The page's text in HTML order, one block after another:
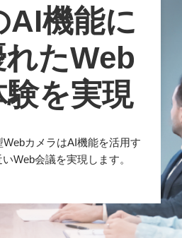
AI機能に
たWeb
を実現
カメラはAI機能を活用す
Web会議を実現します。